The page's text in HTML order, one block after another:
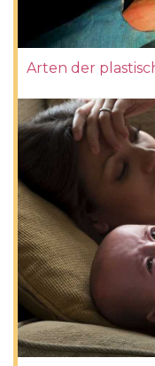
Arten der